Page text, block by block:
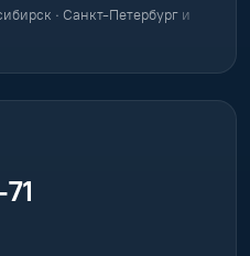
· Санкт-Петербург и